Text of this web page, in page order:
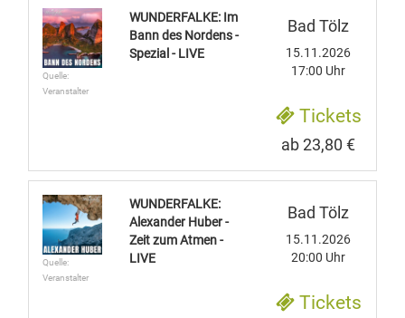
Quelle:
Veranstalter
WUNDERFALKE: Im
Bann des Nordens -
Spezial - LIVE
Bad Tölz
15.11.2026
17:00 Uhr
Tickets
ab 23,80 €
Quelle:
Veranstalter
WUNDERFALKE:
Alexander Huber -
Zeit zum Atmen -
LIVE
Bad Tölz
15.11.2026
20:00 Uhr
Tickets